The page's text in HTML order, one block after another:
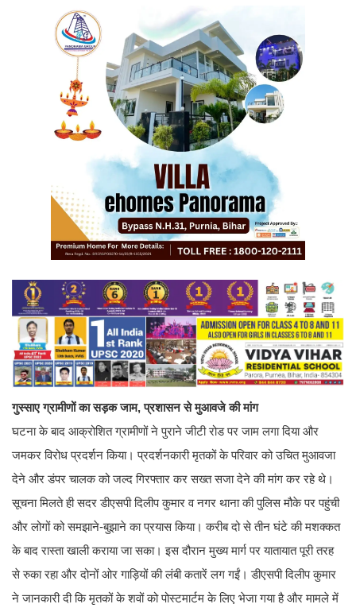
गुस्साए ग्रामीणों का सड़क जाम, प्रशासन से मुआवजे की मांग
घटना के बाद आक्रोशित ग्रामीणों ने पुराने जीटी रोड पर जाम लगा दिया और
जमकर विरोध प्रदर्शन किया। प्रदर्शनकारी मृतकों के परिवार को उचित मुआवजा
देने और डंपर चालक को जल्द गिरफ्तार कर सख्त सजा देने की मांग कर रहे थे।
सूचना मिलते ही सदर डीएसपी दिलीप कुमार व नगर थाना की पुलिस मौके पर पहुंची
और लोगों को समझाने-बुझाने का प्रयास किया। करीब दो से तीन घंटे की मशक्कत
के बाद रास्ता खाली कराया जा सका। इस दौरान मुख्य मार्ग पर यातायात पूरी तरह
से रुका रहा और दोनों ओर गाड़ियों की लंबी कतारें लग गईं। डीएसपी दिलीप कुमार
ने जानकारी दी कि मृतकों के शवों को पोस्टमार्टम के लिए भेजा गया है और मामले में